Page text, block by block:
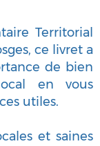
Territorial
ce livret a
de bien
en vous
utiles.
et saines